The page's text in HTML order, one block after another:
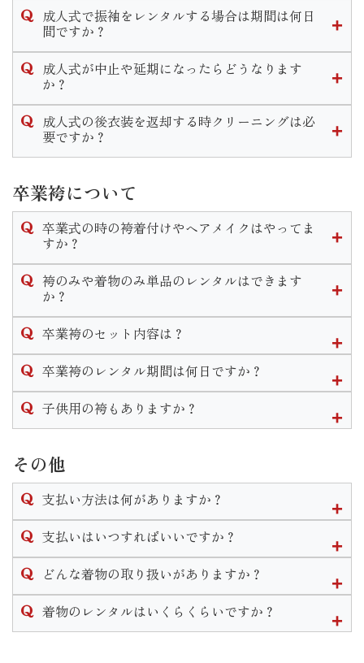
くる等の方法もあります。
ウ やリップ等を着物に合う様ポイントで手直し希望のお客様
もいらっしゃいます。
心ください。
当店では撮影のみのプランがございます。
お持ちの振袖を着用しての撮影「持ち込み撮影コース」と
す。
どちらのコースでも一度ご来店頂きお打ち合わせや衣装選び
成人式で振袖をレンタルする場合は期間は何日
間ですか？
当店で式当日のお支度をするお客様は式から１０日間がレン
タル期間となっております。
合はレンタル期間は１ヶ月設けております。
成人式が中止や延期になったらどうなります
か？
年度毎の対応をHP内の「お知らせ」に掲載しております。
ご不明な点がございましたらお気軽に店舗までお問い合わせ
成人式の後衣装を返却する時クリーニングは必
要ですか？
ご着用後はそのまま後ご返却頂けます。
なお著しい汚れや破損等がある場合はご返却の際にスタッフ
までお伝えいただきます様お願い致します。
卒業袴について
卒業式の時の袴着付けやヘアメイクはやってま
すか？
当店で衣装のレンタルをご成約いただいたお客様のお支度予
約は受け付けております。
イクの予約は受け付けておりませんのでご自身でして頂きま
す様お願い致します。
※衣装完全持ち込みでのお支度予約はご遠慮いただいており
袴のみや着物のみ単品のレンタルはできます
か？
卒業袴は単品でのレンタルも行なっております。２尺袖や訪
問着、袴のみのレンタルは可能です。
ん。
※振袖関連の衣装は単品レンタルは行っておりません。
卒業袴のセット内容は？
卒業袴は２尺袖(着物)と袴をお好きな組み合わせで選べます。
２尺袖・袴・襦袢・重ね衿・袴下帯・草履・巾着・肌着・着
物
◆袴をレンタル→袴下帯・草履
がセットで付いてきます。
単品でも巾着のレンタルは可能ですのでお申し付けくださ
い。
※ブーツのレンタルはございません。
卒業袴のレンタル期間は何日ですか？
袴のレンタル期間は最長で1週間となります。
子供用の袴もありますか？
小学校卒業用の衣装の取り扱いはございません。
その他
支払い方法は何がありますか？
現金かクレジットカードでのお支払いとなります。
支払いはいつすればいいですか？
ご契約いただくお衣装によって支払い期限は異なります。
のご入金をお願いしております。
どんな着物の取り扱いがありますか？
レンタル衣装は振袖・男性袴・女子袴・訪問着・黒留袖・喪
服・七五三・初着がございます。
着物のレンタルはいくらくらいですか？